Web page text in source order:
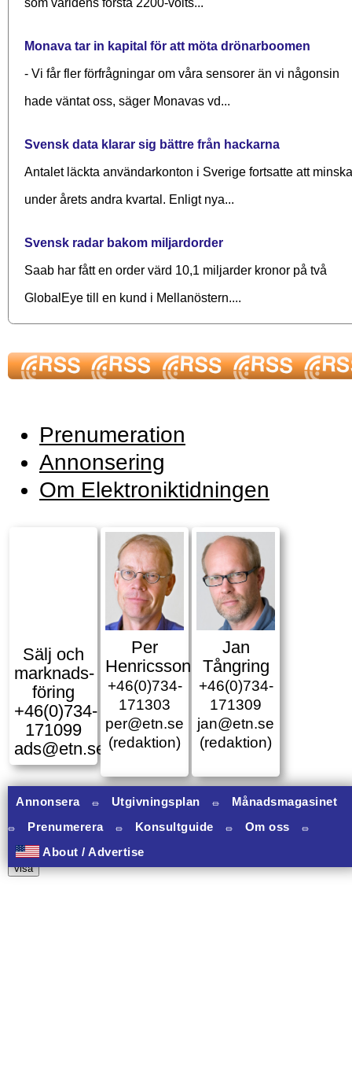
Monava tar in kapital för att möta drönarboomen
- Vi får fler förfrågningar om våra sensorer än vi någonsin
hade väntat oss, säger Monavas vd...
Svensk data klarar sig bättre från hackarna
Antalet läckta användarkonton i Sverige fortsatte att minska
under årets andra kvartal. Enligt nya...
Svensk radar bakom miljardorder
Saab har fått en order värd 10,1 miljarder kronor på två
GlobalEye till en kund i Mellanöstern....
Prenumeration
Annonsering
Om Elektroniktidningen
Sälj och
marknads­
föring
+46(0)734-
171099
ads@etn.se
Per
Henricsson
+46(0)734-
171303
per@etn.se
(redaktion)
Jan
Tångring
+46(0)734-
171309
jan@etn.se
(redaktion)
Annonsera ⏛ Utgivningsplan ⏛
Månadsmagasinet
⏛
Prenumerera ⏛ Konsultguide ⏛ Om oss
⏛
About / Advertise
10 banners varav 10 har onclick.